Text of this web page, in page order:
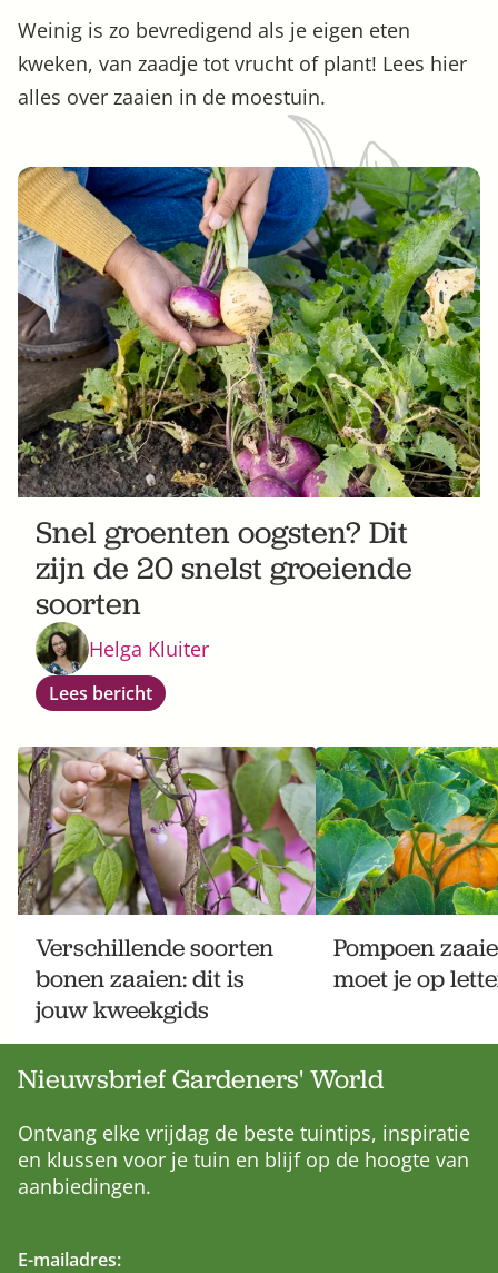
Weinig is zo bevredigend als je eigen eten
kweken, van zaadje tot vrucht of plant! Lees hier
alles over zaaien in de moestuin.
Snel groenten oogsten? Dit
zijn de 20 snelst groeiende
soorten
Helga Kluiter
Lees bericht
Verschillende soorten
bonen zaaien: dit is
jouw kweekgids
Pompoen
moet je op
Nieuwsbrief Gardeners' World
Ontvang elke vrijdag de beste tuintips, inspiratie
en klussen voor je tuin en blijf op de hoogte van
aanbiedingen.
E-mailadres: